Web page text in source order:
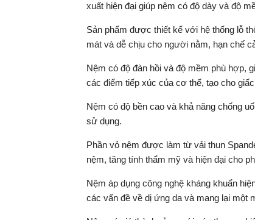
xuất hiện đại giúp nệm có độ dày và độ
Sản phẩm được thiết kế với hệ thống lỗ
mát và dễ chịu cho người nằm, hạn chế
Nệm có độ đàn hồi và độ mềm phù hợp,
các điểm tiếp xúc của cơ thể, tạo cho
Nệm có độ bền cao và khả năng chống
sử dụng.
Phần vỏ nệm được làm từ vải thun
nệm, tăng tính thẩm mỹ và hiện đại cho
Nệm áp dụng công nghệ kháng khuẩn
các vấn đề về dị ứng da và mang lại một